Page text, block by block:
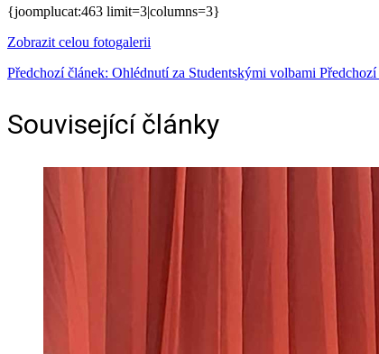
{joomplucat:463 limit=3|columns=3}
Zobrazit celou fotogalerii
Předchozí článek: Ohlédnutí za Studentskými volbami Předchozí
Související články